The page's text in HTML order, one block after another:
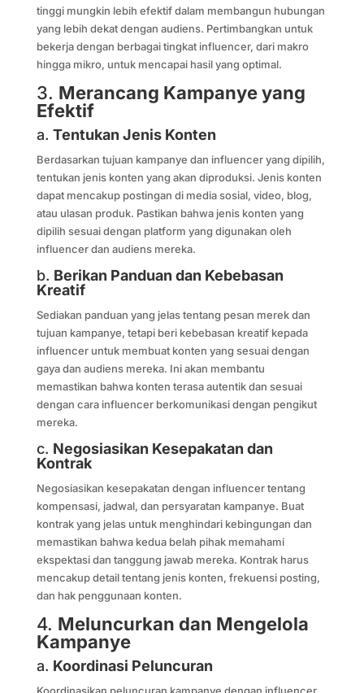
tinggi mungkin lebih efektif dalam membangun hubungan
yang lebih dekat dengan audiens. Pertimbangkan untuk
bekerja dengan berbagai tingkat influencer, dari makro
hingga mikro, untuk mencapai hasil yang optimal.
3. Merancang Kampanye yang
Efektif
a. Tentukan Jenis Konten
Berdasarkan tujuan kampanye dan influencer yang dipilih,
tentukan jenis konten yang akan diproduksi. Jenis konten
dapat mencakup postingan di media sosial, video, blog,
atau ulasan produk. Pastikan bahwa jenis konten yang
dipilih sesuai dengan platform yang digunakan oleh
influencer dan audiens mereka.
b. Berikan Panduan dan Kebebasan
Kreatif
Sediakan panduan yang jelas tentang pesan merek dan
tujuan kampanye, tetapi beri kebebasan kreatif kepada
influencer untuk membuat konten yang sesuai dengan
gaya dan audiens mereka. Ini akan membantu
memastikan bahwa konten terasa autentik dan sesuai
dengan cara influencer berkomunikasi dengan pengikut
mereka.
c. Negosiasikan Kesepakatan dan
Kontrak
Negosiasikan kesepakatan dengan influencer tentang
kompensasi, jadwal, dan persyaratan kampanye. Buat
kontrak yang jelas untuk menghindari kebingungan dan
memastikan bahwa kedua belah pihak memahami
ekspektasi dan tanggung jawab mereka. Kontrak harus
mencakup detail tentang jenis konten, frekuensi posting,
dan hak penggunaan konten.
4. Meluncurkan dan Mengelola
Kampanye
a. Koordinasi Peluncuran